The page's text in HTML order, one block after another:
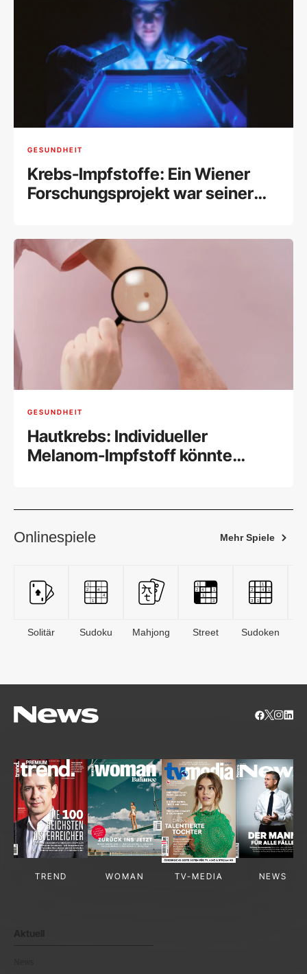
GESUNDHEIT
Krebs-Impfstoffe: Ein Wiener
Forschungsprojekt war seiner
GESUNDHEIT
Hautkrebs: Individueller
Melanom-Impfstoff könnte
Onlinespiele Mehr Spiele
Solitär Sudoku Mahjong Street Sudoken
TREND WOMAN TV-MEDIA NEWS